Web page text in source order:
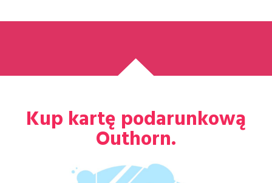
Kup kartę podarunkową
Outhorn.